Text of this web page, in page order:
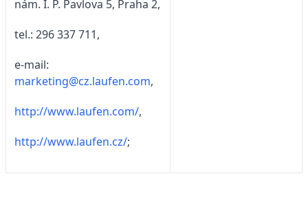
nám. I. P. Pavlova 5, Praha 2,
tel.: 296 337 711,
e-mail:
marketing@cz.laufen.com,
http://www.laufen.com/,
http://www.laufen.cz/;